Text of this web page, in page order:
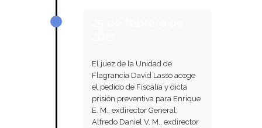
El juez de la Unidad de
Flagrancia David Lasso acoge
el pedido de Fiscalía y dicta
prisión preventiva para Enrique
E. M., exdirector General;
Alfredo Daniel V. M., exdirector